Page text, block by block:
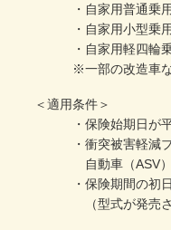
・自家用普通乗
・自家用小型乗
・自家用軽四輪乗
※一部の改造車な
＜適用条件＞
・保険始期日が平
・衝突被害軽減ブレ
自動車（ASV）で
・保険期間の初日が
（型式が発売された